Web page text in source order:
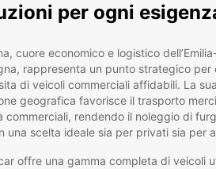
per ogni
cuore economico e logistico
rappresenta un punto strategico per
di veicoli commerciali affidabili. La sua
geografica favorisce il trasporto
commerciali, rendendo il noleggio di
una scelta ideale sia per privati sia per
offre una gamma completa di veicoli